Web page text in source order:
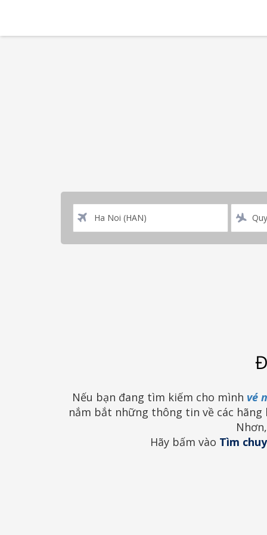
Nếu bạn đang tìm kiếm cho mình vé
nắm bắt những thông tin về các
Nhơn,
Hãy bấm vào Tìm